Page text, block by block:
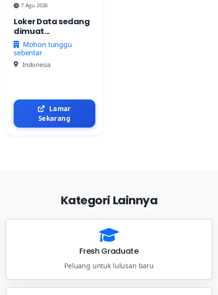
7 Agu 2026
Loker Data sedang
dimuat...
Mohon tunggu
sebentar
Indonesia
Lamar
Sekarang
Kategori Lainnya
Fresh Graduate
Peluang untuk lulusan baru